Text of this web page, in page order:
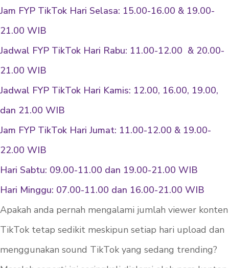
Jam FYP TikTok Hari Selasa: 15.00-16.00 & 19.00-
21.00 WIB
Jadwal FYP TikTok Hari Rabu: 11.00-12.00 & 20.00-
21.00 WIB
Jadwal FYP TikTok Hari Kamis: 12.00, 16.00, 19.00,
dan 21.00 WIB
Jam FYP TikTok Hari Jumat: 11.00-12.00 & 19.00-
22.00 WIB
Hari Sabtu: 09.00-11.00 dan 19.00-21.00 WIB
Hari Minggu: 07.00-11.00 dan 16.00-21.00 WIB
Apakah anda pernah mengalami jumlah viewer konten
TikTok tetap sedikit meskipun setiap hari upload dan
menggunakan sound TikTok yang sedang trending?